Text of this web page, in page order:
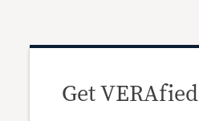
Get VERAfied